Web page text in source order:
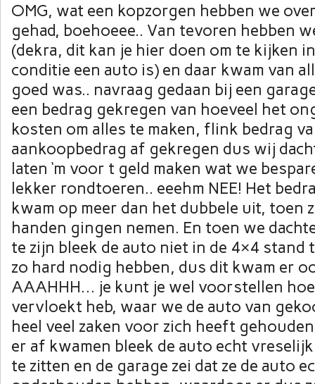
OMG, wat een kopzorgen hebben we
gehad, boehoeee.. Van tevoren hebben
(dekra, dit kan je hier doen om te kijken
conditie een auto is) en daar kwam van
goed was.. navraag gedaan bij een
een bedrag gekregen van hoeveel het
kosten om alles te maken, flink bedrag
aankoopbedrag af gekregen dus wij
laten ‘m voor t geld maken wat we
lekker rondtoeren.. eeehm NEE! Het
kwam op meer dan het dubbele uit, toen
handen gingen nemen. En toen we
te zijn bleek de auto niet in de 4×4 stand
zo hard nodig hebben, dus dit kwam er
AAAHHH… je kunt je wel voorstellen
vervloekt heb, waar we de auto van
heel veel zaken voor zich heeft
er af kwamen bleek de auto echt
te zitten en de garage zei dat ze de auto